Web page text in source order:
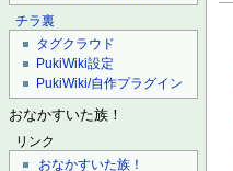
チラ裏
タグクラウド
PukiWiki設定
PukiWiki/自作プラグイン
おなかすいた族！
リンク
おなかすいた族！